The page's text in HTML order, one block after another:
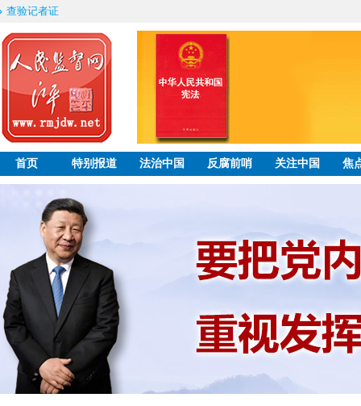
查验记者证
首页 特别报道 法治中国 反腐前哨 关注中国 焦